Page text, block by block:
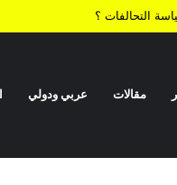
التحالفات ؟
مقالات عربي ودولي
كبير من المواقع